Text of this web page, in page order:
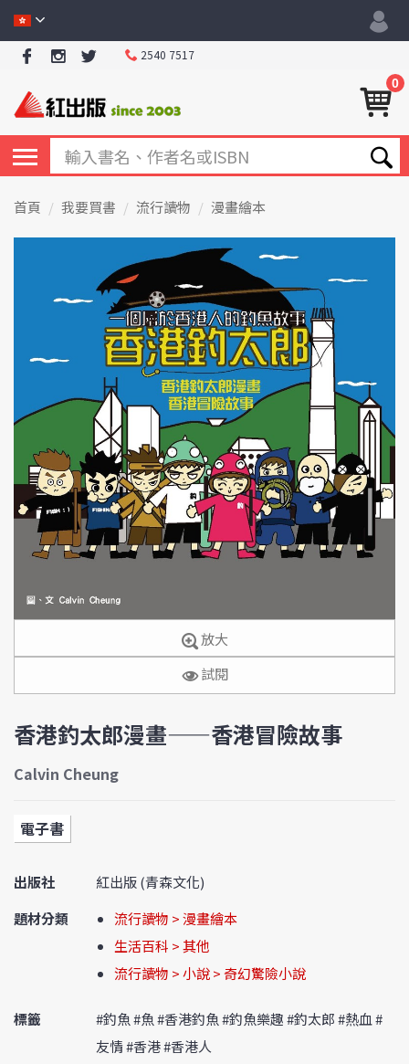
2540 7517
0
首頁 我要買書 流行讀物 漫畫繪本
放大
試閱
香港釣太郎漫畫——香港冒險故事
Calvin Cheung
電子書
出版社
紅出版 (青森文化)
題材分類
流行讀物 > 漫畫繪本
生活百科 > 其他
流行讀物 > 小說 > 奇幻驚險小說
標籤
#釣魚 #魚 #香港釣魚 #釣魚樂趣 #釣太郎 #熱血 #
友情 #香港 #香港人